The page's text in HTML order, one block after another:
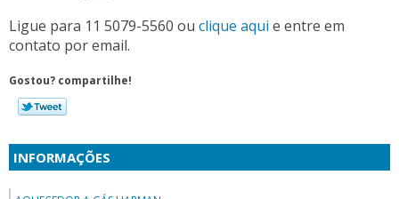
Ligue para 11 5079-5560 ou clique aqui e entre em
contato por email.
Gostou? compartilhe!
INFORMAÇÕES